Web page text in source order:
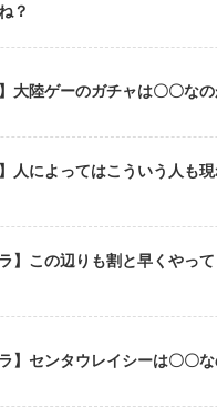
？
】大陸ゲーのガチャは〇〇な
】人によってはこういう人も
ラ】この辺りも割と早くやっ
ラ】センタウレイシーは〇〇